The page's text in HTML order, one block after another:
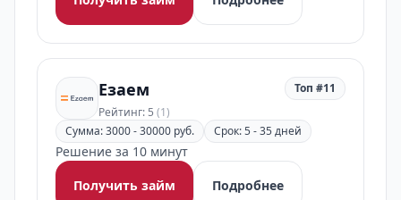
Езаем
Рейтинг: 5 (1)
Топ #11
Сумма: 3000 - 30000 руб. Срок: 5 - 35 дней
Решение за 10 минут
Получить займ
Подробнее